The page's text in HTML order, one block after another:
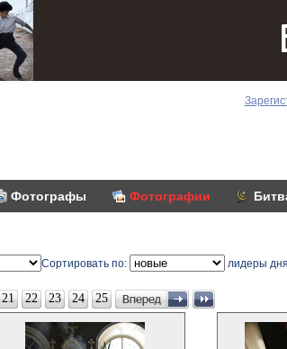
Фотографы Фотографии
Сортировать по: лидеры дня
21 22 23 24 25